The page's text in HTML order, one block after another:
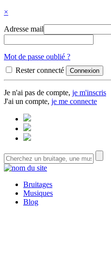
×
Adresse mail
Mot de passe oublié ?
Rester connecté
Je n'ai pas de compte, je m'inscris
J'ai un compte, je me connecte
Bruitages
Musiques
Blog